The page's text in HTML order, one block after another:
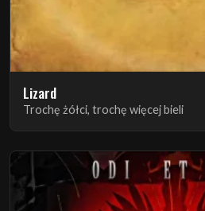
Lizard
Trochę żółci, trochę więcej bieli